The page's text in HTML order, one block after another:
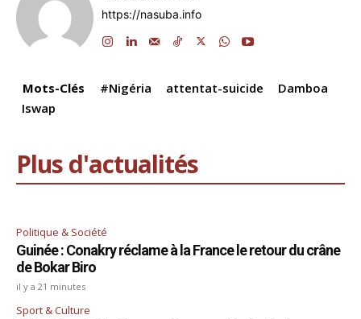
b
o
k
dI
n
A
p
a
m
s
https://nasuba.info
Mots-Clés #Nigéria attentat-suicide
Damboa
Iswap
Plus d'actualités
Politique & Société
Guinée : Conakry réclame à la France le retour du crâne
de Bokar Biro
il y a 21 minutes
Sport & Culture